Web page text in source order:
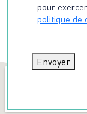
pour
politique de
Envoyer